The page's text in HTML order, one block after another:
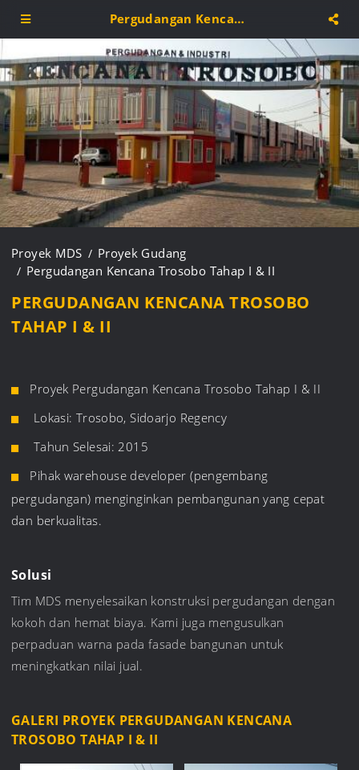
Pergudangan Kencana Trosobo Tahap I & II
Proyek MDS
Proyek Gudang
Pergudangan Kencana Trosobo Tahap I & II
PERGUDANGAN KENCANA TROSOBO
TAHAP I & II
Proyek Pergudangan Kencana Trosobo Tahap I & II
Lokasi: Trosobo, Sidoarjo Regency
Tahun Selesai: 2015
Pihak warehouse developer (pengembang
pergudangan) menginginkan pembangunan yang cepat
dan berkualitas.
Solusi
Tim MDS menyelesaikan konstruksi pergudangan dengan
kokoh dan hemat biaya. Kami juga mengusulkan
perpaduan warna pada fasade bangunan untuk
meningkatkan nilai jual.
GALERI PROYEK PERGUDANGAN KENCANA
TROSOBO TAHAP I & II